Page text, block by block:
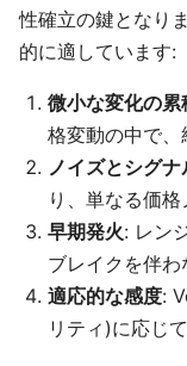
性確立の鍵となり
的に適しています:
微小な変化の累
格変動の中で
ノイズとシグ
り、単なる価
早期発火: レン
ブレイクを伴
適応的な感度:
リティ)に応じ